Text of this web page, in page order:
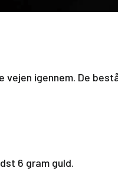
vejen igennem. De
6 gram guld.